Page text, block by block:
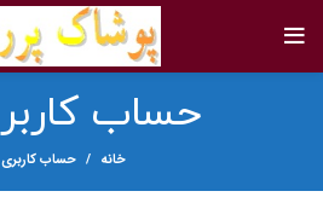
حساب
خانه حساب